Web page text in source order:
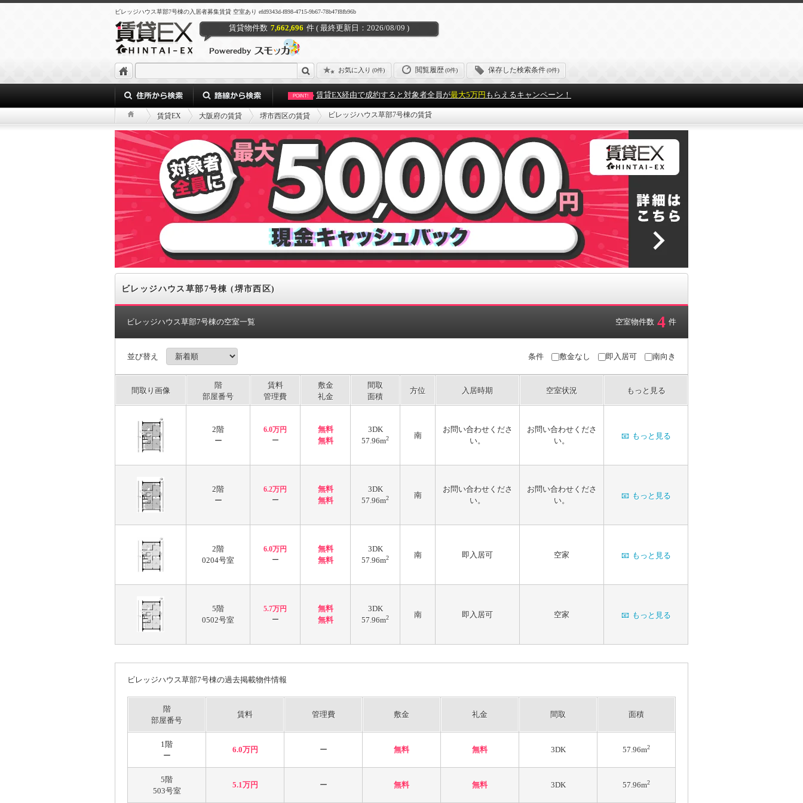
ビレッジハウス草部7号棟の入居者募集賃貸 空室あり efd9343d-f898-4715-9b67-78b47f8fb96b
賃貸物件数 7,662,696 件 ( 最終更新日：2026/08/09 )
お気に入り (0件) 閲覧履歴(0件) 保存した検索条件(0件)
POINT! 賃貸EX経由で成約すると対象者全員が最大5万円 もらえるキャンペーン！
賃貸EX 大阪府の賃貸 堺市西区の賃貸 ビレッジハウス草部7号棟の賃貸
ビレッジハウス草部7号棟 (堺市西区)
ビレッジハウス草部7号棟の空室一覧 空室物件数 4 件
並び替え 条件 敷金なし 即入居可 南向き
間取り画像
階
部屋番号
賃料
管理費
敷金
礼金
間取
面積
方位 入居時期 空室状況 もっと見る
2階
ー
6.0万円
ー
無料
無料
3DK
57.96m2 南
お問い合わせくださ
い。
お問い合わせくださ
い。
📧 もっと見る
2階
ー
6.2万円
ー
無料
無料
3DK
57.96m2 南
お問い合わせくださ
い。
お問い合わせくださ
い。
📧 もっと見る
2階
0204号室
6.0万円
ー
無料
無料
3DK
57.96m2 南 即入居可 空家 📧 もっと見る
5階
0502号室
5.7万円
ー
無料
無料
3DK
57.96m2 南 即入居可 空家 📧 もっと見る
ビレッジハウス草部7号棟の過去掲載物件情報
階
部屋番号
賃料 管理費 敷金 礼金 間取 面積
1階
ー
6.0万円 ー 無料 無料 3DK 57.96m2
5階
503号室
5.1万円 ー 無料 無料 3DK 57.96m2